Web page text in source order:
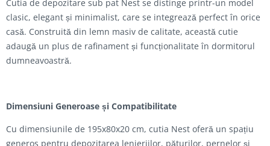
Cutia de depozitare sub pat Nest se distinge printr-un model
clasic, elegant și minimalist, care se integrează perfect în orice
casă. Construită din lemn masiv de calitate, această cutie
adaugă un plus de rafinament și funcționalitate în dormitorul
dumneavoastră.
Dimensiuni Generoase și Compatibilitate
Cu dimensiunile de 195x80x20 cm, cutia Nest oferă un spațiu
generos pentru depozitarea lenjeriilor, păturilor, pernelor și